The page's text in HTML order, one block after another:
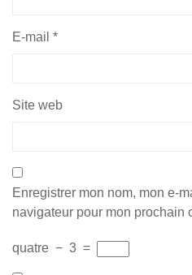
E-mail *
Site web
Enregistrer mon nom, mon e-
navigateur pour mon prochain
quatre − 3 =